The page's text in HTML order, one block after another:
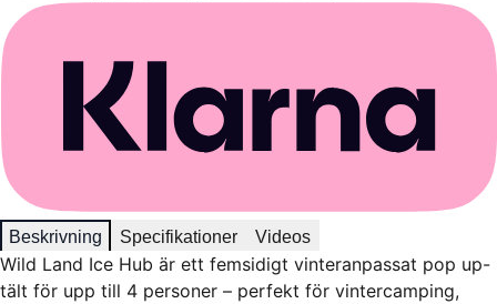
Beskrivning Specifikationer Videos
Wild Land Ice Hub är ett femsidigt vinteranpassat pop up-
tält för upp till 4 personer – perfekt för vintercamping,